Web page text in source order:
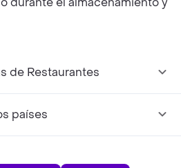
de Restaurantes
países